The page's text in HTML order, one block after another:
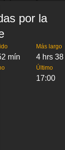
por la
mín
Más largo
4 hrs
Último
17:00